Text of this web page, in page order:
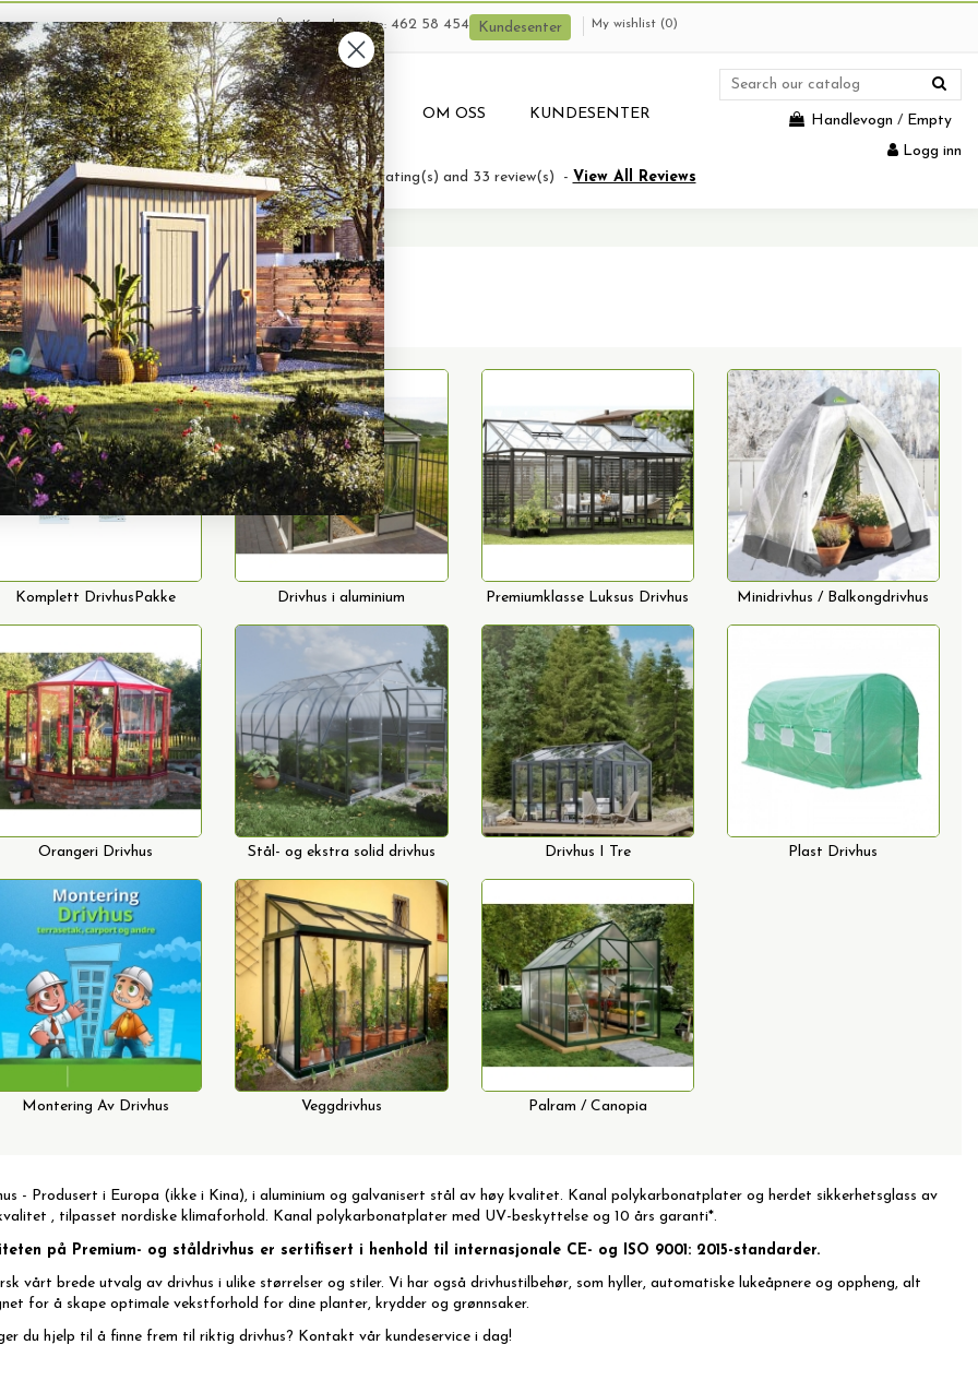
Kundeservice: 462 58 454 Kundesenter My wishlist (0)
BRUKTE VARER PRODUKTUTLEIE OM OSS KUNDESENTER Handlevogn / Empty
Logg inn
(4,76/5)Kategori : Drivhus- Based on33rating(s) and 33 review(s) - View All Reviews
Komplett DrivhusPakke Drivhus i aluminium Premiumklasse Luksus Drivhus Minidrivhus / Balkongdrivhus
Orangeri Drivhus Stål- og ekstra solid drivhus Drivhus I Tre Plast Drivhus
Montering Av Drivhus Veggdrivhus Palram / Canopia
- Produsert i Europa (ikke i Kina), i aluminium og galvanisert stål av høy kvalitet. Kanal polykarbonatplater og herdet sikkerhetsglass av
, tilpasset nordiske klimaforhold. Kanal polykarbonatplater med UV-beskyttelse og 10 års garanti*.
på Premium- og ståldrivhus er sertifisert i henhold til internasjonale CE- og ISO 9001: 2015-standarder.
vårt brede utvalg av drivhus i ulike størrelser og stiler. Vi har ogsådrivhustilbehør, som hyller, automatiske lukeåpnere og oppheng, alt
for å skape optimale vekstforhold for dine planter, krydder og grønnsaker.
du hjelp til å finne frem til riktig drivhus? Kontakt vår kundeservice i dag!